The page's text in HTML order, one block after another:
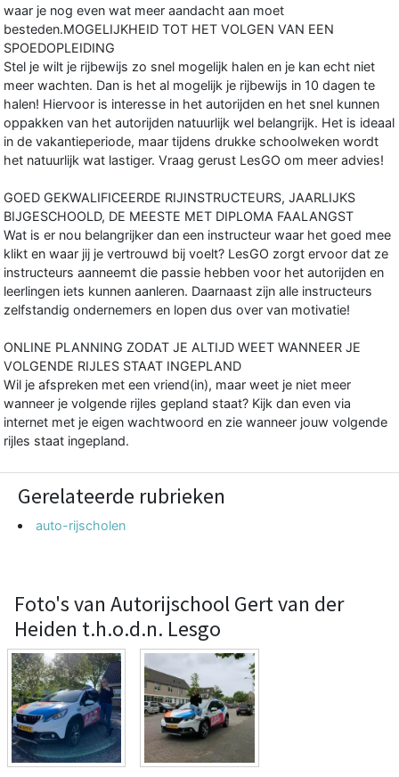
waar je nog even wat meer aandacht aan moet
besteden.MOGELIJKHEID TOT HET VOLGEN VAN EEN
SPOEDOPLEIDING
Stel je wilt je rijbewijs zo snel mogelijk halen en je kan echt niet
meer wachten. Dan is het al mogelijk je rijbewijs in 10 dagen te
halen! Hiervoor is interesse in het autorijden en het snel kunnen
oppakken van het autorijden natuurlijk wel belangrijk. Het is ideaal
in de vakantieperiode, maar tijdens drukke schoolweken wordt
het natuurlijk wat lastiger. Vraag gerust LesGO om meer advies!
GOED GEKWALIFICEERDE RIJINSTRUCTEURS, JAARLIJKS
BIJGESCHOOLD, DE MEESTE MET DIPLOMA FAALANGST
Wat is er nou belangrijker dan een instructeur waar het goed mee
klikt en waar jij je vertrouwd bij voelt? LesGO zorgt ervoor dat ze
instructeurs aanneemt die passie hebben voor het autorijden en
leerlingen iets kunnen aanleren. Daarnaast zijn alle instructeurs
zelfstandig ondernemers en lopen dus over van motivatie!
ONLINE PLANNING ZODAT JE ALTIJD WEET WANNEER JE
VOLGENDE RIJLES STAAT INGEPLAND
Wil je afspreken met een vriend(in), maar weet je niet meer
wanneer je volgende rijles gepland staat? Kijk dan even via
internet met je eigen wachtwoord en zie wanneer jouw volgende
rijles staat ingepland.
Gerelateerde rubrieken
auto-rijscholen
Foto's van Autorijschool Gert van der
Heiden t.h.o.d.n. Lesgo